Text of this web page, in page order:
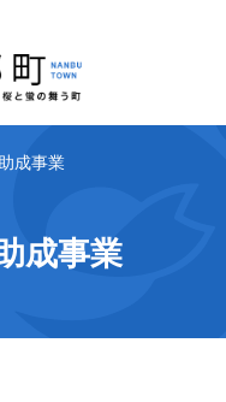
成事業
成事業